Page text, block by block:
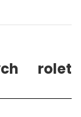
rolet